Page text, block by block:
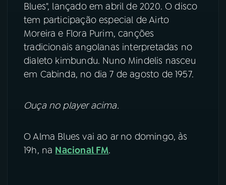
Instagram X
Blues", lançado em abril de 2020. O disco
tem participação especial de Airto
Moreira e Flora Purim, canções
tradicionais angolanas interpretadas no
dialeto kimbundu. Nuno Mindelis nasceu
em Cabinda, no dia 7 de agosto de 1957.
Ouça no player acima.
O Alma Blues vai ao ar no domingo, às
19h, na Nacional FM.